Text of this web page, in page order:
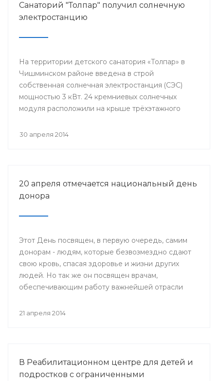
Санаторий "Толпар" получил солнечную
электростанцию
На территории детского санатория «Толпар» в
Чишминском районе введена в строй
собственная солнечная электростанция (СЭС)
мощностью 3 кВт. 24 кремниевых солнечных
модуля расположили на крыше трёхэтажного
30 апреля 2014
20 апреля отмечается национальный день
донора
Этот День посвящен, в первую очередь, самим
донорам - людям, которые безвозмездно сдают
свою кровь, спасая здоровье и жизни других
людей. Но так же он посвящен врачам,
обеспечивающим работу важнейшей отрасли
21 апреля 2014
В Реабилитационном центре для детей и
подростков с ограниченными